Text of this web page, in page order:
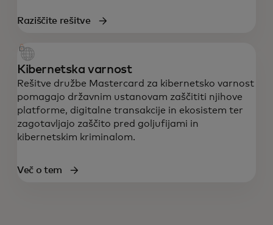
Raziščite rešitve
Kibernetska varnost
Rešitve družbe Mastercard za kibernetsko varnost
pomagajo državnim ustanovam zaščititi njihove
platforme, digitalne transakcije in ekosistem ter
zagotavljajo zaščito pred goljufijami in
kibernetskim kriminalom.
Več o tem